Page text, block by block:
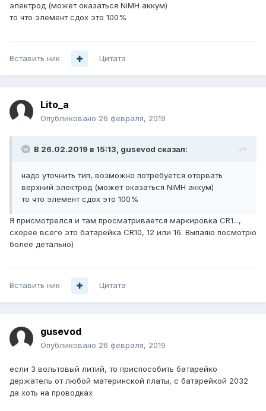
электрод (может оказаться NiMH аккум)
то что элемент сдох это 100%
Вставить ник Цитата
Lito_a
Опубликовано 26 февраля, 2019
В 26.02.2019 в 15:13, gusevod сказал:
надо уточнить тип, возможно потребуется оторвать
верхний электрод (может оказаться NiMH аккум)
то что элемент сдох это 100%
Я присмотрелся и там просматривается маркировка CR1...,
скорее всего это батарейка CR10, 12 или 16. Выпаяю посмотрю
более детально)
Вставить ник Цитата
gusevod
Опубликовано 26 февраля, 2019
если 3 вольтовый литий, то приспособить батарейко
держатель от любой материнской платы, с батарейкой 2032
да хоть на проводках